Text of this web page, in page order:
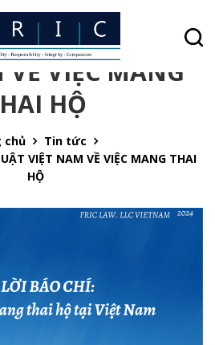
PHÁP LUẬT
VỀ VIỆC MANG
HỘ
chủ
Tin tức
VIỆT NAM VỀ VIỆC MANG THAI
HỘ